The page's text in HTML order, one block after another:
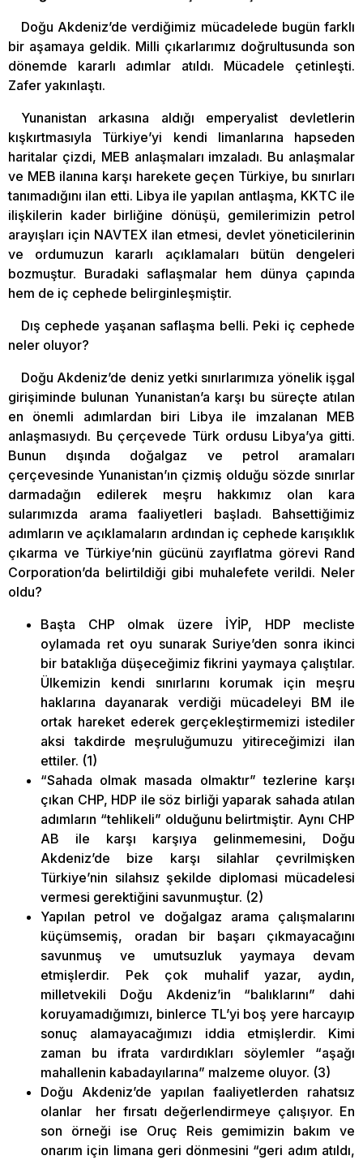
Doğu Akdeniz’de verdiğimiz mücadelede bugün farklı
bir aşamaya geldik. Milli çıkarlarımız doğrultusunda son
dönemde kararlı adımlar atıldı. Mücadele çetinleşti.
Zafer yakınlaştı.
Yunanistan arkasına aldığı emperyalist devletlerin
kışkırtmasıyla Türkiye’yi kendi limanlarına hapseden
haritalar çizdi, MEB anlaşmaları imzaladı. Bu anlaşmalar
ve MEB ilanına karşı harekete geçen Türkiye, bu sınırları
tanımadığını ilan etti. Libya ile yapılan antlaşma, KKTC ile
ilişkilerin kader birliğine dönüşü, gemilerimizin petrol
arayışları için NAVTEX ilan etmesi, devlet yöneticilerinin
ve ordumuzun kararlı açıklamaları bütün dengeleri
bozmuştur. Buradaki saflaşmalar hem dünya çapında
hem de iç cephede belirginleşmiştir.
Dış cephede yaşanan saflaşma belli. Peki iç cephede
neler oluyor?
Doğu Akdeniz’de deniz yetki sınırlarımıza yönelik işgal
girişiminde bulunan Yunanistan’a karşı bu süreçte atılan
en önemli adımlardan biri Libya ile imzalanan MEB
anlaşmasıydı. Bu çerçevede Türk ordusu Libya’ya gitti.
Bunun dışında doğalgaz ve petrol aramaları
çerçevesinde Yunanistan’ın çizmiş olduğu sözde sınırlar
darmadağın edilerek meşru hakkımız olan kara
sularımızda arama faaliyetleri başladı. Bahsettiğimiz
adımların ve açıklamaların ardından iç cephede karışıklık
çıkarma ve Türkiye’nin gücünü zayıflatma görevi Rand
Corporation’da belirtildiği gibi muhalefete verildi. Neler
oldu?
Başta CHP olmak üzere İYİP, HDP mecliste
oylamada ret oyu sunarak Suriye’den sonra ikinci
bir bataklığa düşeceğimiz fikrini yaymaya çalıştılar.
Ülkemizin kendi sınırlarını korumak için meşru
haklarına dayanarak verdiği mücadeleyi BM ile
ortak hareket ederek gerçekleştirmemizi istediler
aksi takdirde meşruluğumuzu yitireceğimizi ilan
ettiler. (1)
“Sahada olmak masada olmaktır” tezlerine karşı
çıkan CHP, HDP ile söz birliği yaparak sahada atılan
adımların “tehlikeli” olduğunu belirtmiştir. Aynı CHP
AB ile karşı karşıya gelinmemesini, Doğu
Akdeniz’de bize karşı silahlar çevrilmişken
Türkiye’nin silahsız şekilde diplomasi mücadelesi
vermesi gerektiğini savunmuştur. (2)
Yapılan petrol ve doğalgaz arama çalışmalarını
küçümsemiş, oradan bir başarı çıkmayacağını
savunmuş ve umutsuzluk yaymaya devam
etmişlerdir. Pek çok muhalif yazar, aydın,
milletvekili Doğu Akdeniz’in “balıklarını” dahi
koruyamadığımızı, binlerce TL’yi boş yere harcayıp
sonuç alamayacağımızı iddia etmişlerdir. Kimi
zaman bu ifrata vardırdıkları söylemler “aşağı
mahallenin kabadayılarına” malzeme oluyor. (3)
Doğu Akdeniz’de yapılan faaliyetlerden rahatsız
olanlar her fırsatı değerlendirmeye çalışıyor. En
son örneği ise Oruç Reis gemimizin bakım ve
onarım için limana geri dönmesini “geri adım atıldı,